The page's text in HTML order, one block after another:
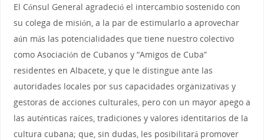
El Cónsul General agradeció el intercambio sostenido con
su colega de misión, a la par de estimularlo a aprovechar
aún más las potencialidades que tiene nuestro colectivo
como Asociación de Cubanos y “Amigos de Cuba”
residentes en Albacete, y que le distingue ante las
autoridades locales por sus capacidades organizativas y
gestoras de acciones culturales, pero con un mayor apego a
las auténticas raíces, tradiciones y valores identitarios de la
cultura cubana; que, sin dudas, les posibilitará promover